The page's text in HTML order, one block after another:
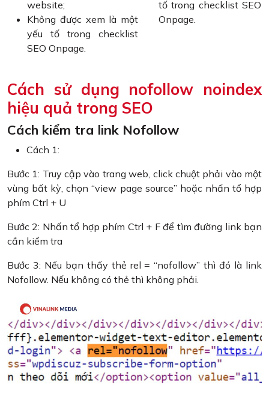
website;
Không được xem là một
yếu tố trong checklist
SEO Onpage.
tố trong checklist SEO
Onpage.
Cách sử dụng nofollow noindex
hiệu quả trong SEO
Cách kiểm tra link Nofollow
Cách 1:
Bước 1: Truy cập vào trang web, click chuột phải vào một
vùng bất kỳ, chọn “view page source” hoặc nhấn tổ hợp
phím Ctrl + U
Bước 2: Nhấn tổ hợp phím Ctrl + F để tìm đường link bạn
cần kiểm tra
Bước 3: Nếu bạn thấy thẻ rel = “nofollow” thì đó là link
Nofollow. Nếu không có thẻ thì không phải.